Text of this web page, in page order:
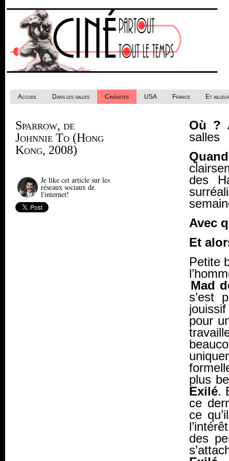
Accueil Dans les salles Cinéastes USA France Et
Sparrow, de
Johnnie To (Hong
Kong, 2008)
Je like cet article sur les
réseaux sociaux de
l'internet!
Où ?
salles
des
Avec
Et
Petite
Mad
s’est
pour
plus
Exilé.
ce
ce
des